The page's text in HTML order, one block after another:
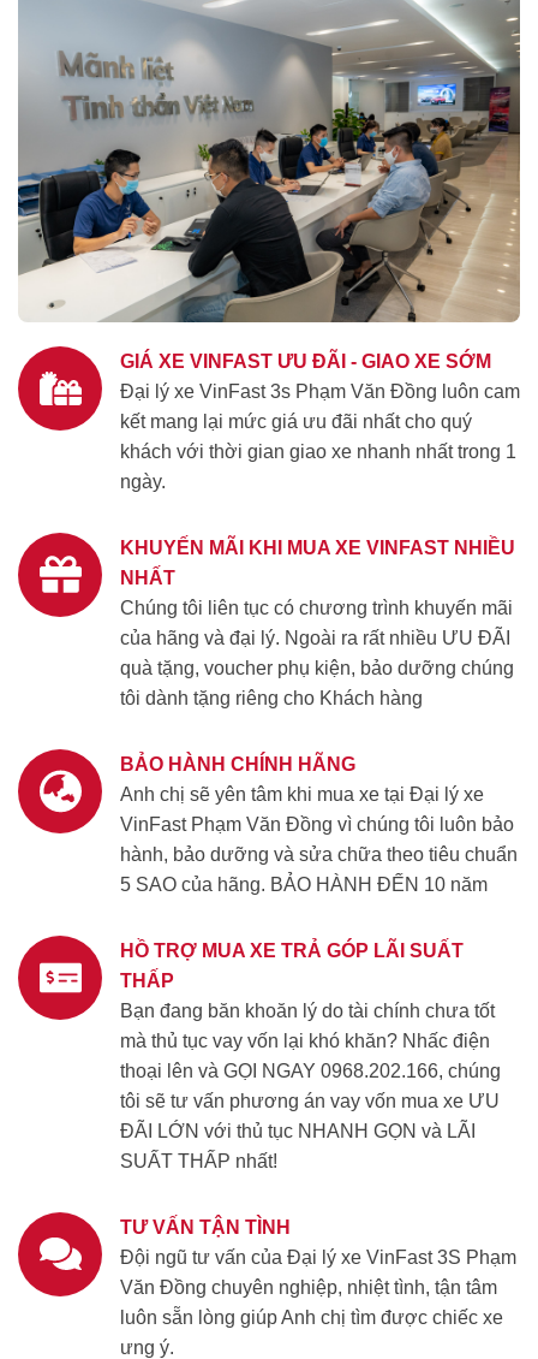
GIÁ XE VINFAST ƯU ĐÃI - GIAO XE SỚM
Đại lý xe VinFast 3s Phạm Văn Đồng luôn cam
kết mang lại mức giá ưu đãi nhất cho quý
khách với thời gian giao xe nhanh nhất trong 1
ngày.
KHUYẾN MÃI KHI MUA XE VINFAST NHIỀU
NHẤT
Chúng tôi liên tục có chương trình khuyến mãi
của hãng và đại lý. Ngoài ra rất nhiều ƯU ĐÃI
quà tặng, voucher phụ kiện, bảo dưỡng chúng
tôi dành tặng riêng cho Khách hàng
BẢO HÀNH CHÍNH HÃNG
Anh chị sẽ yên tâm khi mua xe tại Đại lý xe
VinFast Phạm Văn Đồng vì chúng tôi luôn bảo
hành, bảo dưỡng và sửa chữa theo tiêu chuẩn
5 SAO của hãng. BẢO HÀNH ĐẾN 10 năm
HỒ TRỢ MUA XE TRẢ GÓP LÃI SUẤT
THẤP
Bạn đang băn khoăn lý do tài chính chưa tốt
mà thủ tục vay vốn lại khó khăn? Nhấc điện
thoại lên và GỌI NGAY 0968.202.166, chúng
tôi sẽ tư vấn phương án vay vốn mua xe ƯU
ĐÃI LỚN với thủ tục NHANH GỌN và LÃI
SUẤT THẤP nhất!
TƯ VẤN TẬN TÌNH
Đội ngũ tư vấn của Đại lý xe VinFast 3S Phạm
Văn Đồng chuyên nghiệp, nhiệt tình, tận tâm
luôn sẵn lòng giúp Anh chị tìm được chiếc xe
ưng ý.